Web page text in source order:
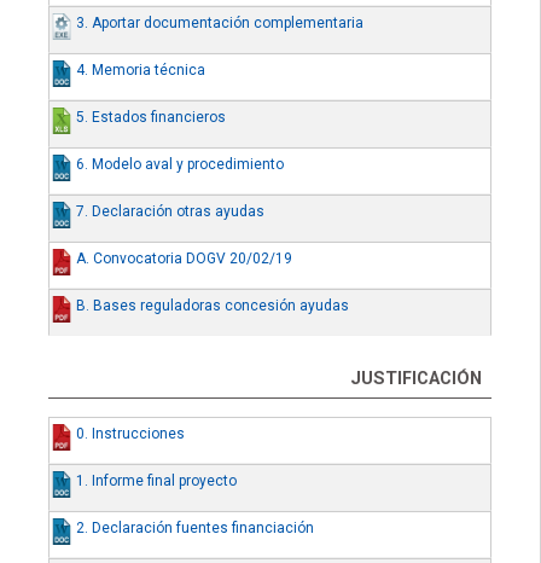
3. Aportar documentación complementaria
4. Memoria técnica
5. Estados financieros
6. Modelo aval y procedimiento
7. Declaración otras ayudas
A. Convocatoria DOGV 20/02/19
B. Bases reguladoras concesión ayudas
JUSTIFICACIÓN
0. Instrucciones
1. Informe final proyecto
2. Declaración fuentes financiación